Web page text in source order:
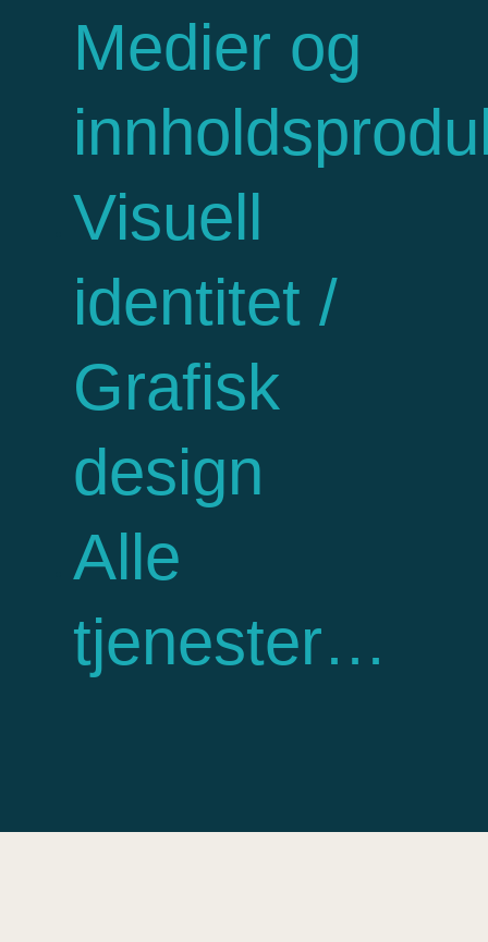
Medier og
Visuell
identitet /
Grafisk
design
Alle
tjenester…